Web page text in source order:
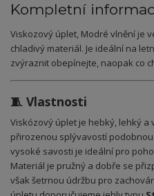
Kompletní
Viskozový úplet, Modré vlnění je
chladivý materiál. Je ideální na
zvýraznit obepínejte, naopak co
🧵 Vlastnosti
Viskózový úplet je hebký, lehký a
přirozenou splývavostí
vysoké savosti je ideální pro
Materiál je pružný a dobře se
však šetrnou údržbu pro